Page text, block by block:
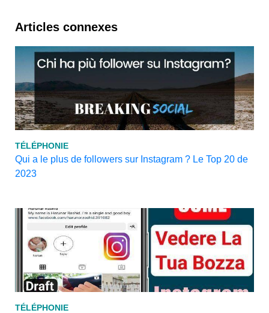
Articles connexes
TÉLÉPHONIE
Qui a le plus de followers sur Instagram ? Le Top 20 de
2023
TÉLÉPHONIE